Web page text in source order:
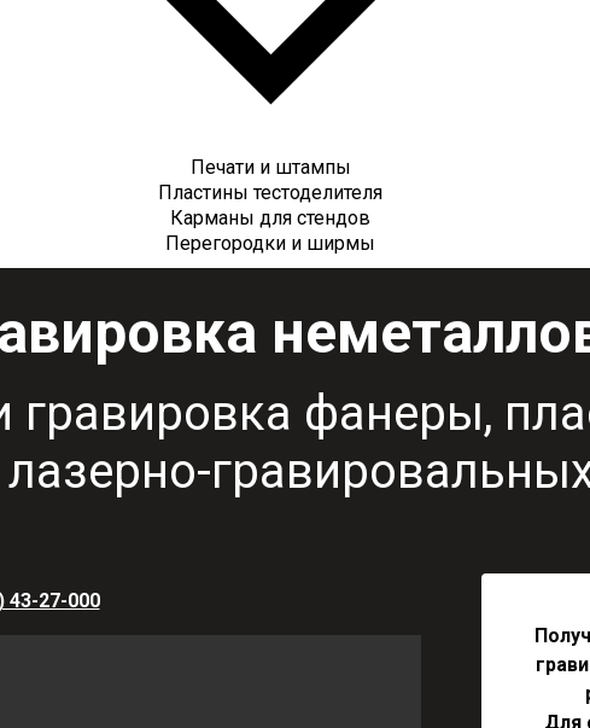
Печати и штампы
Пластины тестоделителя
Карманы для стендов
Перегородки и ширмы
гравировка фанеры,
43-27-000
Для